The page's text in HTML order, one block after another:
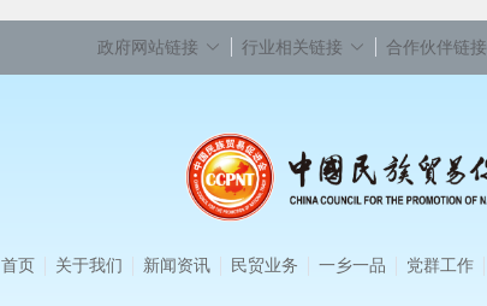
政府网站链接 行业相关链接 合作伙伴链接
首页 关于我们 新闻资讯 民贸业务 一乡一品 党群工作